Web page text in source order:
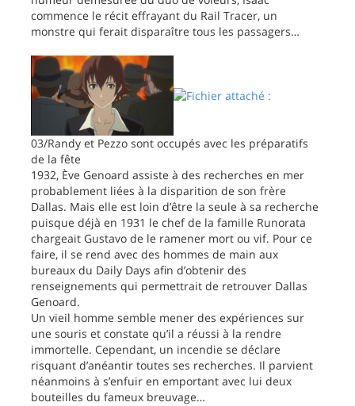
commence le récit effrayant du Rail Tracer, un
monstre qui ferait disparaître tous les passagers…
03/Randy et Pezzo sont occupés avec les préparatifs
de la fête
1932, Ève Genoard assiste à des recherches en mer
probablement liées à la disparition de son frère
Dallas. Mais elle est loin d’être la seule à sa recherche
puisque déjà en 1931 le chef de la famille Runorata
chargeait Gustavo de le ramener mort ou vif. Pour ce
faire, il se rend avec des hommes de main aux
bureaux du Daily Days afin d’obtenir des
renseignements qui permettrait de retrouver Dallas
Genoard.
Un vieil homme semble mener des expériences sur
une souris et constate qu’il a réussi à la rendre
immortelle. Cependant, un incendie se déclare
risquant d’anéantir toutes ses recherches. Il parvient
néanmoins à s’enfuir en emportant avec lui deux
bouteilles du fameux breuvage…